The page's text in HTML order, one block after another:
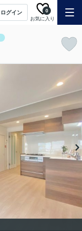
ログイン
お気に入り
0